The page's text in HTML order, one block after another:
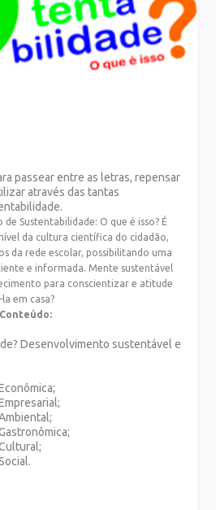
passear entre as letras, repensar
através das tantas
Sustentabilidade: O que é isso? É
da cultura científica do cidadão,
da rede escolar, possibilitando uma
e informada. Mente sustentável
para conscientizar e atitude
em casa?
Desenvolvimento sustentável e